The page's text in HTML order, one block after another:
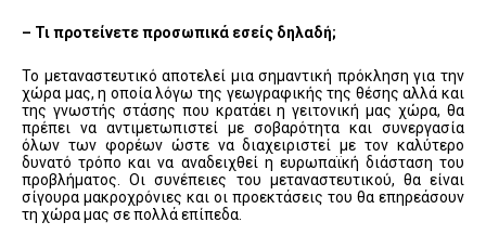
– Τι προτείνετε προσωπικά εσείς δηλαδή;
Το μεταναστευτικό αποτελεί μια σημαντική πρόκληση για την
χώρα μας, η οποία λόγω της γεωγραφικής της θέσης αλλά και
της γνωστής στάσης που κρατάει η γειτονική μας χώρα, θα
πρέπει να αντιμετωπιστεί με σοβαρότητα και συνεργασία
όλων των φορέων ώστε να διαχειριστεί με τον καλύτερο
δυνατό τρόπο και να αναδειχθεί η ευρωπαϊκή διάσταση του
προβλήματος. Οι συνέπειες του μεταναστευτικού, θα είναι
σίγουρα μακροχρόνιες και οι προεκτάσεις του θα επηρεάσουν
τη χώρα μας σε πολλά επίπεδα.